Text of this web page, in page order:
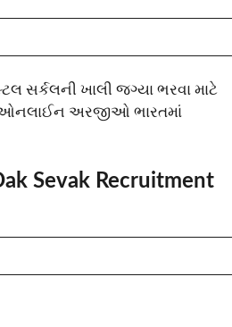
સર્કલની ખાલી જગ્યા ભરવા માટે
ઓનલાઈન અરજીઓ ભારતમાં
Sevak Recruitment